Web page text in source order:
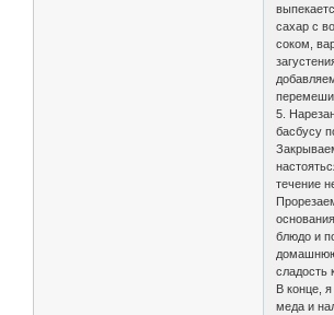
сахар с
соком,
5.
басбусу
течение
блюдо и
сладость
В конце,
меда и